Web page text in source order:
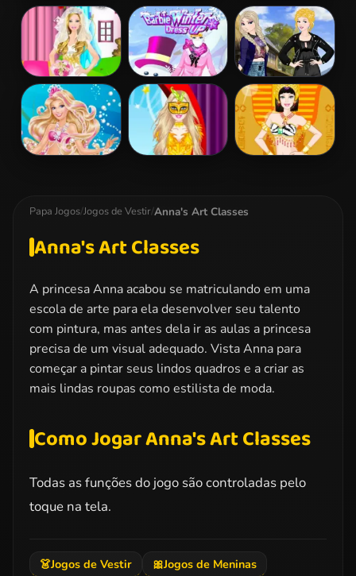
Disney Princess
Fashion Prom
Princesses
Sporty & Funky
Day
Barbara Spy
Squad Dress up
Barbie Bride
Dress Up
Barbie Winter
Dress Up
Princess
Coachella Style
Dress 2
Papa Jogos/Jogos de Vestir/Anna's Art Classes
Anna's Art Classes
A princesa Anna acabou se matriculando em uma
escola de arte para ela desenvolver seu talento
com pintura, mas antes dela ir as aulas a princesa
precisa de um visual adequado. Vista Anna para
começar a pintar seus lindos quadros e a criar as
mais lindas roupas como estilista de moda.
Como Jogar Anna's Art Classes
Todas as funções do jogo são controladas pelo
toque na tela.
👗Jogos de Vestir 🎀Jogos de Meninas